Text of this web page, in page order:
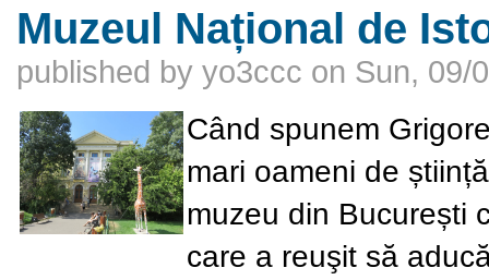
Muzeul Național de
published by yo3ccc on Sun, 09/
Când spunem
mari oameni de
muzeu din București
care a reuşit să